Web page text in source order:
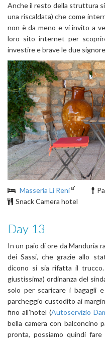
Anche il resto della struttura
una riscaldata) che come
non è da meno e vi invito a
loro sito internet per
investire e brave le due
Masseria Li Reni
Snack Camera hotel
Day 13
In un paio di ore da Manduria
dei Sassi, che grazie allo
dicono si sia rifatta il
giustissima) ordinanza del
solo per scaricare i bagagli
parcheggio custodito ai
fino all’hotel (Autoservizio
bella camera con balconcino
pronta, possiamo quindi